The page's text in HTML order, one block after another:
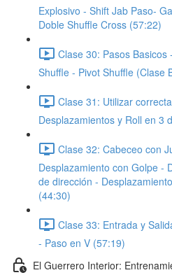
Explosivo - Shift Jab Paso-
Doble Shuffle Cross (57:22)
Clase 30: Pasos
Shuffle - Pivot Shuffle (Clase
Clase 31: Utilizar
Desplazamientos y Roll en 3
Clase 32: Cabeceo con
Desplazamiento con Golpe -
de dirección -
(44:30)
Clase 33: Entrada y
- Paso en V (57:19)
El Guerrero Interior: